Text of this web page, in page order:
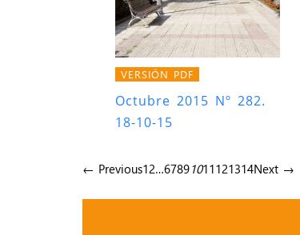
VERSIÓN PDF
Octubre 2015 Nº 282.
18-10-15
← Previous12…67891011121314Next →